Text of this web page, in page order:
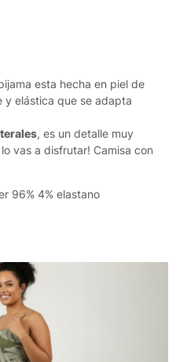
esta hecha en piel de
y elástica que se adapta
, es un detalle muy
vas a disfrutar! Camisa con
96% 4% elastano